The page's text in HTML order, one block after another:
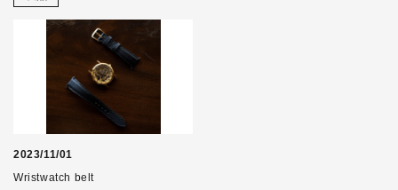
2023/11/01
Wristwatch belt